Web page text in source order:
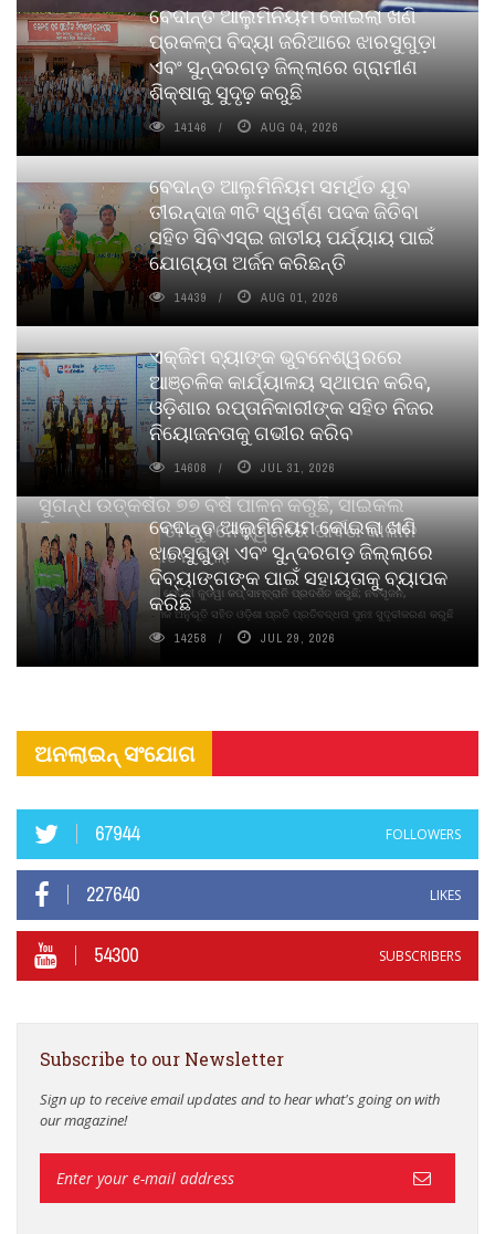
ସୁଗନ୍ଧ ଉତ୍କର୍ଷର ୭୭ ବର୍ଷ ପାଳନ କରୁଛି, ସାଇକଲ
ପିୟୋର୍‌ ଅଗରବତୀ ଭୁବନେଶ୍ୱରରେ ପାର୍ବଣ କାଳୀନ
ନବସୃଜନ ଉନ୍ମୋଚନ କଲା
ବାଉଁଶ ବିହୀନ କଠିନ ଧୂପ ଏବଂ ମେଦିନୀ ଜୁଡୱା କପ୍‌ ସାମ୍ବ୍ରାନି ପ୍ରଦର୍ଶିତ କରୁଛି; ନବସୃଜନ,
ଦୀର୍ଘସ୍ଥାୟିତା ଏବଂ ଆଧ୍ୟାତ୍ମିକ ଅନୁଭୂତି ସହିତ ଓଡ଼ିଶା ପ୍ରତି ପ୍ରତିବଦ୍ଧତା ପୁନଃ ସୁଦୃଢୀକରଣ କରୁଛି
ବେଦାନ୍ତ ଆଲୁମିନିୟମ କୋଇଲା ଖଣି
ପ୍ରକଳ୍ପ ବିଦ୍ୟା ଜରିଆରେ ଝାରସୁଗୁଡ଼ା
ଏବଂ ସୁନ୍ଦରଗଡ଼ ଜିଲ୍ଲାରେ ଗ୍ରାମୀଣ
ଶିକ୍ଷାକୁ ସୁଦୃଢ଼ କରୁଛି
14146 AUG 04, 2026
ବେଦାନ୍ତ ଆଲୁମିନିୟମ ସମର୍ଥିତ ଯୁବ
ତୀରନ୍ଦାଜ ୩ଟି ସ୍ୱର୍ଣ୍ଣ ପଦକ ଜିତିବା
ସହିତ ସିବିଏସ୍ଇ ଜାତୀୟ ପର୍ଯ୍ୟାୟ ପାଇଁ
ଯୋଗ୍ୟତା ଅର୍ଜନ କରିଛନ୍ତି
14439 AUG 01, 2026
ଏକ୍ଜିମ ବ୍ୟାଙ୍କ ଭୁବନେଶ୍ୱରରେ
ଆଞ୍ଚଳିକ କାର୍ଯ୍ୟାଳୟ ସ୍ଥାପନ କରିବ,
ଓଡ଼ିଶାର ରପ୍ତାନିକାରୀଙ୍କ ସହିତ ନିଜର
ନିୟୋଜନତାକୁ ଗଭୀର କରିବ
14608 JUL 31, 2026
ବେଦାନ୍ତ ଆଲୁମିନିୟମ କୋଇଲା ଖଣି
ଝାରସୁଗୁଡା ଏବଂ ସୁନ୍ଦରଗଡ଼ ଜିଲ୍ଲାରେ
ଦିବ୍ୟାଙ୍ଗଙ୍କ ପାଇଁ ସହାୟତାକୁ ବ୍ୟାପକ
କରିଛି
14258 JUL 29, 2026
ଅନଲାଇନ୍ ସଂଯୋଗ
67944 FOLLOWERS
227640 LIKES
54300 SUBSCRIBERS
Subscribe to our Newsletter
Sign up to receive email updates and to hear what's going on with
our magazine!